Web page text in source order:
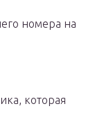
номера на
которая